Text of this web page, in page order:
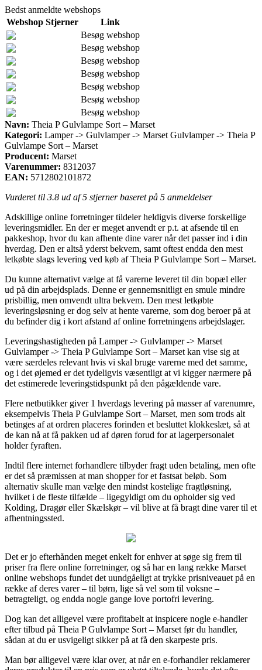
Bedst anmeldte webshops
Webshop Stjerner
Link
Besøg webshop
Besøg webshop
Besøg webshop
Besøg webshop
Besøg webshop
Besøg webshop
Besøg webshop
Navn: Theia P Gulvlampe Sort – Marset
Kategori: Lamper -> Gulvlamper -> Marset Gulvlamper -> Theia P
Gulvlampe Sort – Marset
Producent: Marset
Varenummer: 8312037
EAN: 5712802101872
Vurderet til 3.8 ud af 5 stjerner baseret på 5 anmeldelser
Adskillige online forretninger tildeler heldigvis diverse forskellige
leveringsmidler. En der er meget anvendt er p.t. at afsende til en
pakkeshop, hvor du kan afhente dine varer når det passer ind i din
hverdag. Den er altså yderst bekvem, samt oftest endda den mest
letkøbte slags levering ved køb af Theia P Gulvlampe Sort – Marset.
Du kunne alternativt vælge at få varerne leveret til din bopæl eller
ud på din arbejdsplads. Denne er gennemsnitligt en smule mindre
prisbillig, men omvendt ultra bekvem. Den mest letkøbte
leveringsløsning er dog selv at hente varerne, som dog beroer på at
du befinder dig i kort afstand af online forretningens arbejdslager.
Leveringshastigheden på Lamper -> Gulvlamper -> Marset
Gulvlamper -> Theia P Gulvlampe Sort – Marset kan vise sig at
være særdeles relevant hvis vi skal bruge varerne med det samme,
og i det øjemed er det tydeligvis væsentligt at vi kigger nærmere på
det estimerede leveringstidspunkt på den pågældende vare.
Flere netbutikker giver 1 hverdags levering på masser af varenumre,
eksempelvis Theia P Gulvlampe Sort – Marset, men som trods alt
betinges af at ordren placeres forinden et besluttet klokkeslæt, så at
de kan nå at få pakken ud af døren forud for at lagerpersonalet
holder fyraften.
Indtil flere internet forhandlere tilbyder fragt uden betaling, men ofte
er det så præmissen at man shopper for et fastsat beløb. Som
alternativ skulle man vælge den mindst kostelige fragtløsning,
hvilket i de fleste tilfælde – ligegyldigt om du opholder sig ved
Kolding, Dragør eller Skælskør – vil blive at få bragt dine varer til et
afhentningssted.
Det er jo efterhånden meget enkelt for enhver at søge sig frem til
priser fra flere online forretninger, og så har en lang række Marset
online webshops fundet det uundgåeligt at trykke prisniveauet på en
række af deres varer – til børn, lige så vel som til voksne –
betragteligt, og endda nogle gange love portofri levering.
Dog kan det alligevel være profitabelt at inspicere nogle e-handler
efter tilbud på Theia P Gulvlampe Sort – Marset før du handler,
sådan at du er usvigeligt sikker på at få den skarpeste pris.
Man bør alligevel være klar over, at når en e-forhandler reklamerer